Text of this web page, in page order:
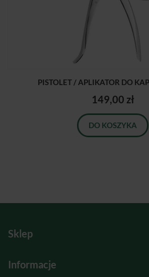
PISTOLET / APLIKATOR DO
149,00 zł
DO KOSZYKA
Sklep
Informacje